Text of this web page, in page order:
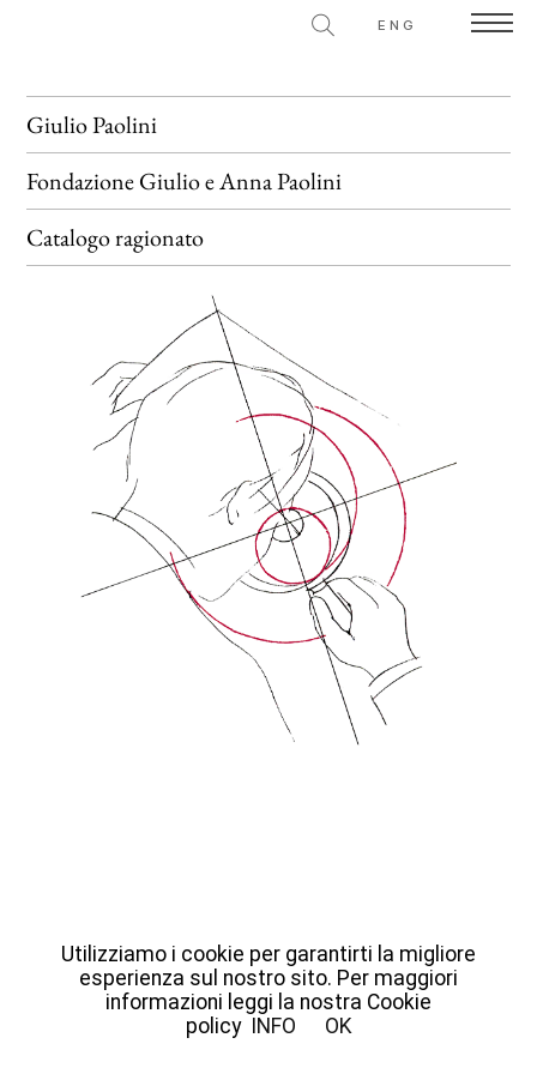
ENG
Giulio Paolini
FondazioneGiulio e Anna Paolini
Catalogo ragionato
© Fondazione Giulio e Anna Paolini | Piazza Vittorio Veneto 10,
10123 Torino | +39 011 0207340 |info@fondazionepaolini.it
Cookie policy Crediti
Utilizziamo i cookie per garantirti la migliore
esperienza sul nostro sito. Per maggiori
informazioni leggi la nostra Cookie
policy
INFO OK